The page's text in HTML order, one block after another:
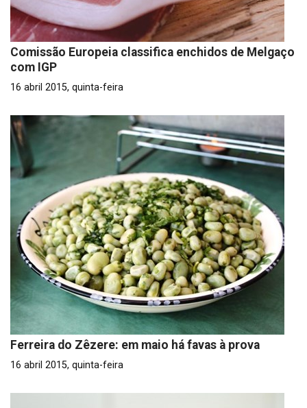
Comissão Europeia classifica enchidos de Melgaço
com IGP
16 abril 2015, quinta-feira
Ferreira do Zêzere: em maio há favas à prova
16 abril 2015, quinta-feira